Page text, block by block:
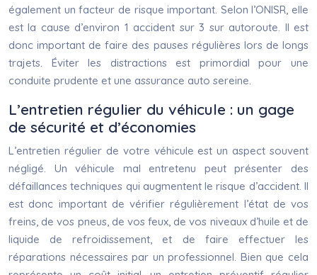
également un facteur de risque important. Selon l’ONISR, elle
est la cause d’environ 1 accident sur 3 sur autoroute. Il est
donc important de faire des pauses régulières lors de longs
trajets. Éviter les distractions est primordial pour une
conduite prudente et une assurance auto sereine.
L’entretien régulier du véhicule : un gage
de sécurité et d’économies
L’entretien régulier de votre véhicule est un aspect souvent
négligé. Un véhicule mal entretenu peut présenter des
défaillances techniques qui augmentent le risque d’accident. Il
est donc important de vérifier régulièrement l’état de vos
freins, de vos pneus, de vos feux, de vos niveaux d’huile et de
liquide de refroidissement, et de faire effectuer les
réparations nécessaires par un professionnel. Bien que cela